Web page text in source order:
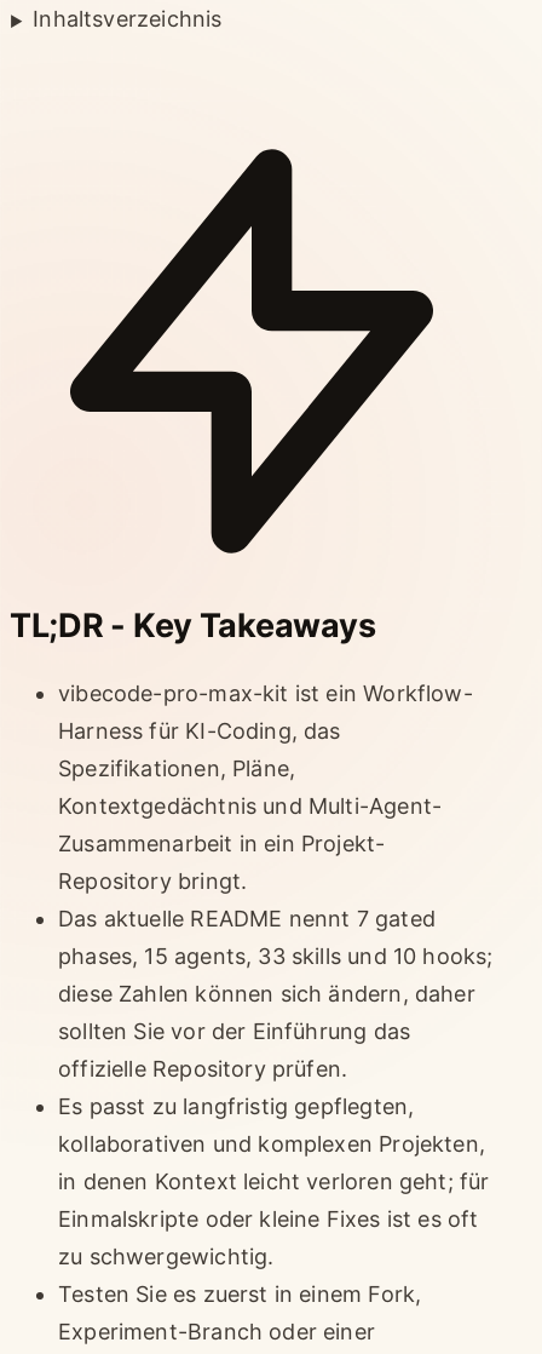
Inhaltsverzeichnis
TL;DR - Key Takeaways
vibecode-pro-max-kit ist ein Workflow-
Harness für KI-Coding, das
Spezifikationen, Pläne,
Kontextgedächtnis und Multi-Agent-
Zusammenarbeit in ein Projekt-
Repository bringt.
Das aktuelle README nennt 7 gated
phases, 15 agents, 33 skills und 10 hooks;
diese Zahlen können sich ändern, daher
sollten Sie vor der Einführung das
offizielle Repository prüfen.
Es passt zu langfristig gepflegten,
kollaborativen und komplexen Projekten,
in denen Kontext leicht verloren geht; für
Einmalskripte oder kleine Fixes ist es oft
zu schwergewichtig.
Testen Sie es zuerst in einem Fork,
Experiment-Branch oder einer